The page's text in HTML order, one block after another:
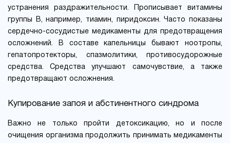
устранения раздражительности. Прописывает витамины
группы B, например, тиамин, пиридоксин. Часто показаны
сердечно-сосудистые медикаменты для предотвращения
осложнений. В составе капельницы бывают ноотропы,
гепатопротекторы, спазмолитики, противосудорожные
средства. Средства улучшают самочувствие, а также
предотвращают осложнения.
Купирование запоя и абстинентного синдрома
Важно не только пройти детоксикацию, но и после
очищения организма продолжить принимать медикаменты